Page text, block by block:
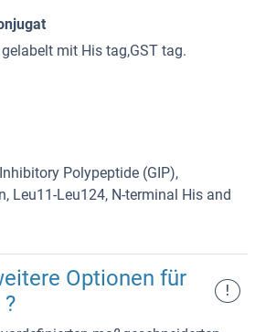
mit His tag,GST tag.
Polypeptide (GIP),
Leu11-Leu124, N-terminal His and
Optionen für
!